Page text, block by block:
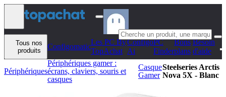
Aller au contenu
Tous nos
produits
Configomatic
Les PC By
TopAchat
Configo
Ai
PC
Finder
Bons
plans
Besoin
d'aide
Périphériques
Périphériques gamer :
écrans, claviers, souris et
casques
Casque
Gamer
Steelseries Arctis
Nova 5X - Blanc